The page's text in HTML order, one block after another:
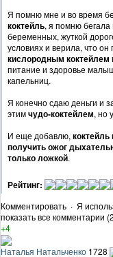
Я помню мне и во время
коктейль, я помню
беременных, жуткой
условиях и верила, что
кислородным коктейлем
питание и здоровье
капельниц.
Я конечно сдаю деньги и
этимчудо-коктейлем, но
И еще добавлю, коктейль
получить ожог
только ложкой.
Рейтинг:
Комментировать · Я
показать все комментарии
+4
Наталья Натальченко 1728